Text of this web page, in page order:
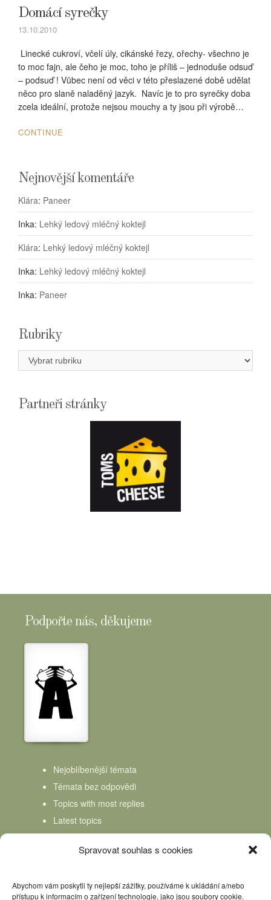
Spravovat souhlas s cookies
Abychom vám poskytli ty nejlepší zážitky, používáme k ukládání a/nebo
přístupu k informacím o zařízení technologie, jako jsou soubory cookie.
Domácí syrečky
13.10.2010
Linecké cukroví, včelí úly, cikánské řezy, ořechy- všechno je
to moc fajn, ale čeho je moc, toho je příliš – jednoduše odsuď
– podsuď ! Vůbec není od věci v této přeslazené době udělat
něco pro slaně naladěný jazyk. Navíc je to pro syrečky doba
zcela ideální, protože nejsou mouchy a ty jsou při výrobě…
CONTINUE
Nejnovější komentáře
Klára: Paneer
Inka: Lehký ledový mléčný koktejl
Klára: Lehký ledový mléčný koktejl
Inka: Lehký ledový mléčný koktejl
Inka: Paneer
Rubriky
Rubriky
Partneři stránky
Podpořte nás, děkujeme
Nejoblíbenější témata
Témata bez odpovědi
Topics with most replies
Latest topics
Topics Freshness